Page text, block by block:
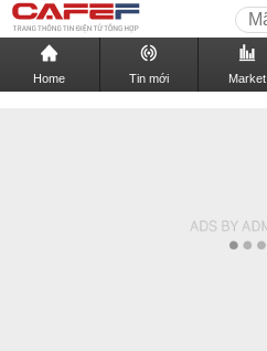
Home Tin mới Market